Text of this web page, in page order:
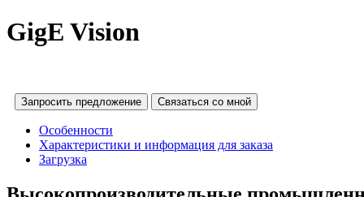
GigE Vision
Запросить предложение Связаться со мной
Особенности
Характеристики и информация для заказа
Загрузка